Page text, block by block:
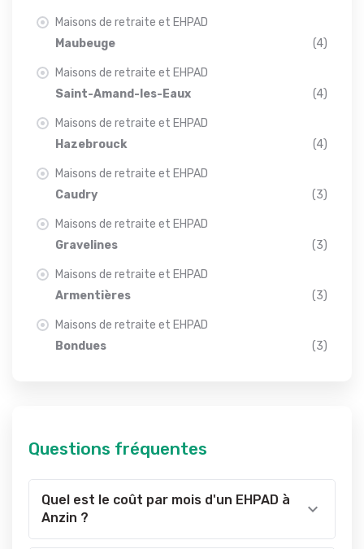
Maisons de retraite et EHPAD
Maubeuge
(4)
Maisons de retraite et EHPAD
Saint-Amand-les-Eaux
(4)
Maisons de retraite et EHPAD
Hazebrouck
(4)
Maisons de retraite et EHPAD
Caudry
(3)
Maisons de retraite et EHPAD
Gravelines
(3)
Maisons de retraite et EHPAD
Armentières
(3)
Maisons de retraite et EHPAD
Bondues
(3)
Questions fréquentes
Quel est le coût par mois d'un EHPAD à
Anzin ?